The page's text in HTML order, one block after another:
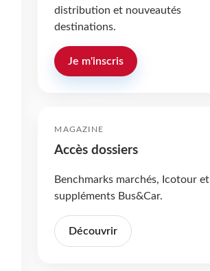
distribution et nouveautés
destinations.
Je m'inscris
MAGAZINE
Accès dossiers
Benchmarks marchés, Icotour et
suppléments Bus&Car.
Découvrir